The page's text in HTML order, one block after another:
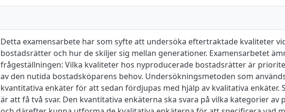
Detta examensarbete har som syfte att undersöka eftertraktade kvaliteter
bostadsrätter och hur de skiljer sig mellan generationer. Examensarbetet
frågeställningen: Vilka kvaliteter hos nyproducerade bostadsrätter är
av den nutida bostadsköparens behov. Undersökningsmetoden som
kvantitativa enkäter för att sedan fördjupas med hjälp av kvalitativa enkäter.
är att få två svar. Den kvantitativa enkäterna ska svara på vilka kategorier av